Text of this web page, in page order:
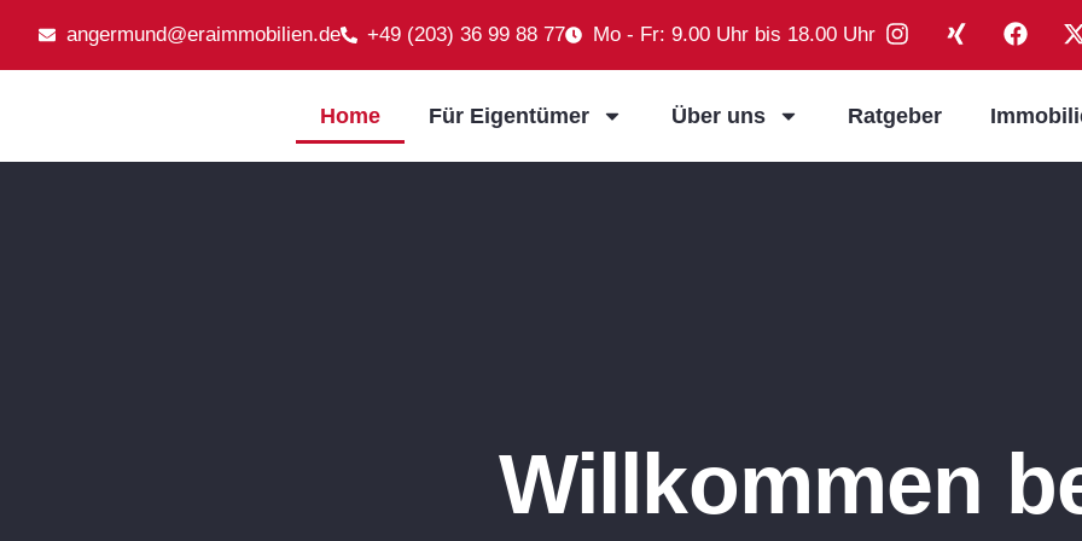
angermund@eraimmobilien.de +49 (203) 36 99 88 77 Mo - Fr: 9.00 Uhr bis 18.00 Uhr
Home Für Eigentümer Über uns Ratgeber
Willkommen